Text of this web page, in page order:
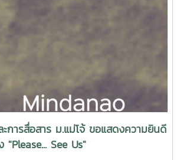
www.facebook.com/icmaejoWebsite
MJU :www.mju.ac.th
การสื่อสาร ม.แม่โจ้ ขอแสดงความยินดี
See Us"